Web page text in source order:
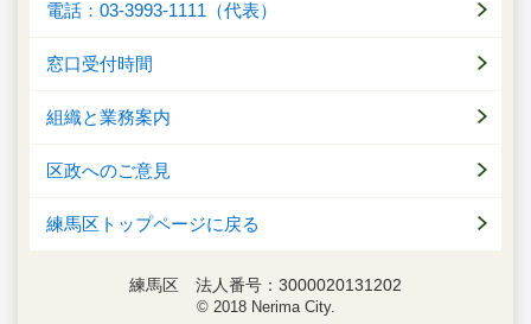
電話：03-3993-1111（代表）
窓口受付時間
組織と業務案内
区政へのご意見
練馬区トップページに戻る
練馬区 法人番号：3000020131202
© 2018 Nerima City.